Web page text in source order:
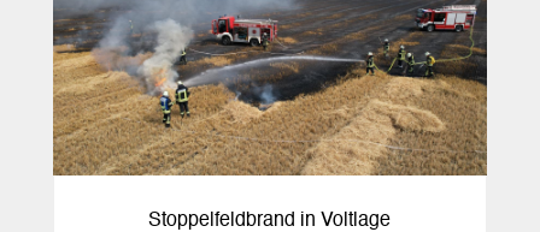
Stoppelfeldbrand in Voltlage